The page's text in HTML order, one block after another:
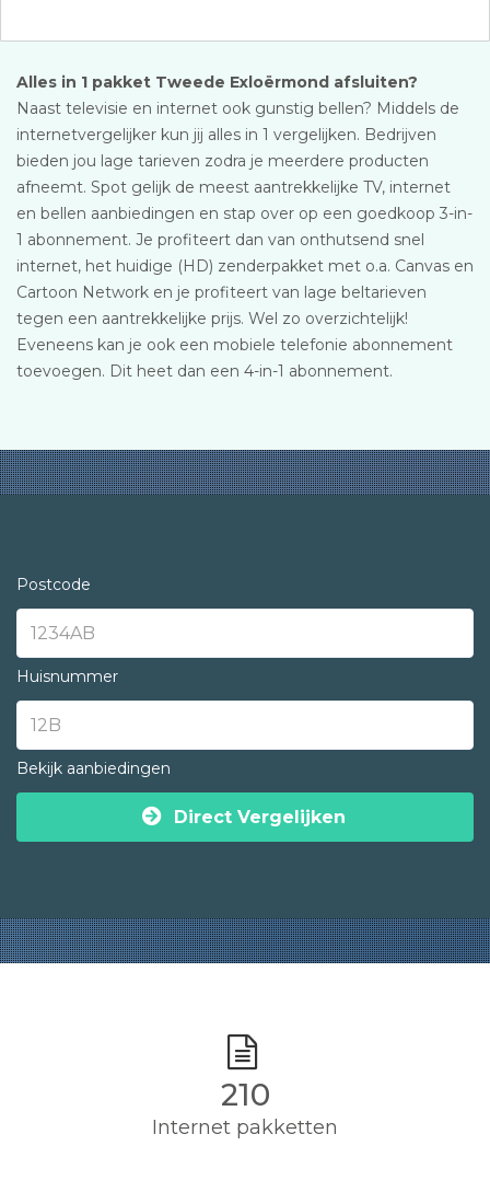
Alles in 1 pakket Tweede Exloërmond afsluiten?
Naast televisie en internet ook gunstig bellen? Middels de
internetvergelijker kun jij alles in 1 vergelijken. Bedrijven
bieden jou lage tarieven zodra je meerdere producten
afneemt. Spot gelijk de meest aantrekkelijke TV, internet
en bellen aanbiedingen en stap over op een goedkoop 3-in-
1 abonnement. Je profiteert dan van onthutsend snel
internet, het huidige (HD) zenderpakket met o.a. Canvas en
Cartoon Network en je profiteert van lage beltarieven
tegen een aantrekkelijke prijs. Wel zo overzichtelijk!
Eveneens kan je ook een mobiele telefonie abonnement
toevoegen. Dit heet dan een 4-in-1 abonnement.
Postcode
Huisnummer
Bekijk aanbiedingen
Direct Vergelijken
210
Internet pakketten